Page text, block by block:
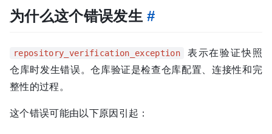
为什么这个错误发生#
repository_verification_exception
表示在验证快照
仓库时发生错误。仓库验证是检查仓库配置、连接性和完
整性的过程。
这个错误可能由以下原因引起：